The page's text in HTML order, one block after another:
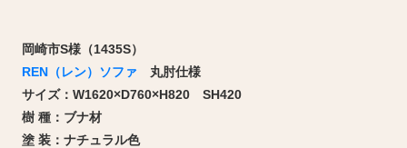
岡崎市S様（1435S）
REN（レン）ソファ 丸肘仕様
サイズ：W1620×D760×H820 SH420
樹 種：ブナ材
塗 装：ナチュラル色